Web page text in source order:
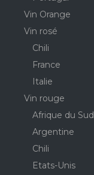
Vin Orange
Vin rosé
Chili
France
Italie
Vin rouge
Afrique du Sud
Argentine
Chili
Etats-Unis